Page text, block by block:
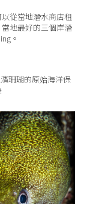
從當地潛水商店租
地最好的三個岸潛
。
珊瑚的原始海洋保